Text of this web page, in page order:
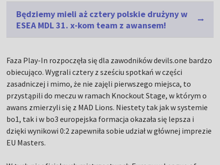
Będziemy mieli aż cztery polskie drużyny w
ESEA MDL 31. x-kom team z awansem!
Faza Play-In rozpoczęła się dla zawodników devils.one bardzo
obiecująco. Wygrali cztery z sześciu spotkań w części
zasadniczej i mimo, że nie zajęli pierwszego miejsca, to
przystąpili do meczu w ramach Knockout Stage, w którym o
awans zmierzyli się z MAD Lions. Niestety tak jak w systemie
bo1, tak i w bo3 europejska formacja okazała się lepsza i
dzięki wynikowi 0:2 zapewniła sobie udział w głównej imprezie
EU Masters.